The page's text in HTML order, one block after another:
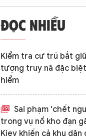
CỘNG TÁC VỚI
TRA CỨU XE
HOTLINE: 032 9907
ĐỌC NHIỀU
Kiểm tra cư trú bắt
tượng truy nã đặc
hiểm
Sai phạm 'chết
trong vụ nổ kho đạn
Kiev khiến cả khu dân